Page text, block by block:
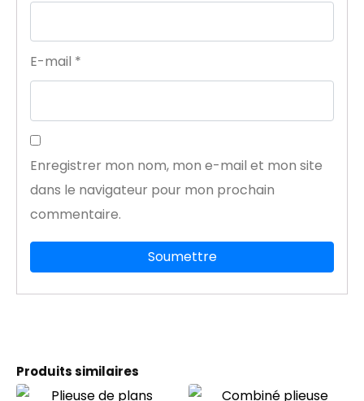
E-mail *
Enregistrer mon nom, mon e-mail et mon site
dans le navigateur pour mon prochain
commentaire.
Produits similaires